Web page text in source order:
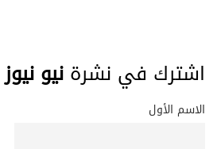
اشترك في نشرةنيو نيوز
الاسم الأول